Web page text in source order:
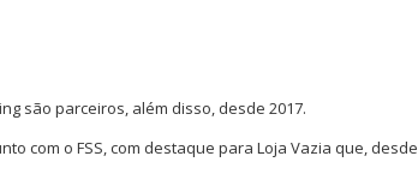
são parceiros, além disso, desde 2017.
com o FSS, com destaque para Loja Vazia que, desde